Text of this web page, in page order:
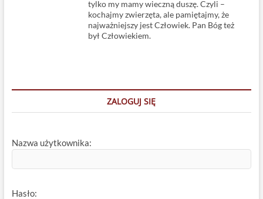
tylko my mamy wieczną duszę. Czyli –
kochajmy zwierzęta, ale pamiętajmy, że
najważniejszy jest Człowiek. Pan Bóg też
był Człowiekiem.
ZALOGUJ SIĘ
Nazwa użytkownika:
Hasło: